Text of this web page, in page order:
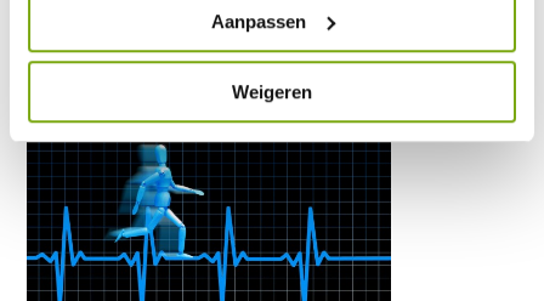
Aanpassen
Weigeren
oefeningen-tips
10 november 2020